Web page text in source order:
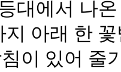
대에서 나
지 아래 한
이 있어 줄